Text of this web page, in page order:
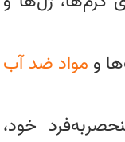
و مواد ضد آب
خود،